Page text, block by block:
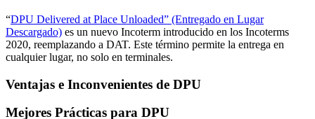
“DPU Delivered at Place Unloaded” (Entregado en Lugar
Descargado) es un nuevo Incoterm introducido en los Incoterms
2020, reemplazando a DAT. Este término permite la entrega en
cualquier lugar, no solo en terminales.
Ventajas e Inconvenientes de DPU
Mejores Prácticas para DPU